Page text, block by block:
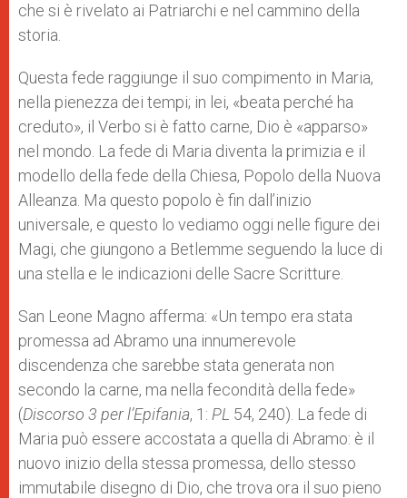
che si è rivelato ai Patriarchi e nel cammino della
storia.
Questa fede raggiunge il suo compimento in Maria,
nella pienezza dei tempi; in lei, «beata perché ha
creduto», il Verbo si è fatto carne, Dio è «apparso»
nel mondo. La fede di Maria diventa la primizia e il
modello della fede della Chiesa, Popolo della Nuova
Alleanza. Ma questo popolo è fin dall’inizio
universale, e questo lo vediamo oggi nelle figure dei
Magi, che giungono a Betlemme seguendo la luce di
una stella e le indicazioni delle Sacre Scritture.
San Leone Magno afferma: «Un tempo era stata
promessa ad Abramo una innumerevole
discendenza che sarebbe stata generata non
secondo la carne, ma nella fecondità della fede»
(Discorso 3 per l’Epifania, 1: PL 54, 240). La fede di
Maria può essere accostata a quella di Abramo: è il
nuovo inizio della stessa promessa, dello stesso
immutabile disegno di Dio, che trova ora il suo pieno